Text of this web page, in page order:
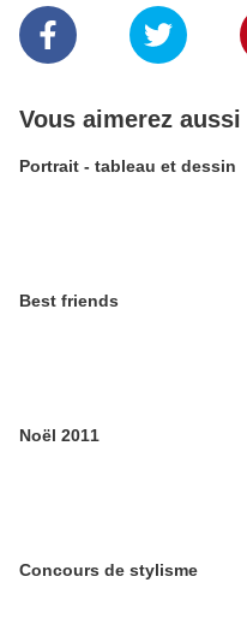
Vous aimerez aussi
Portrait - tableau et dessin
Best friends
Noël 2011
Concours de stylisme